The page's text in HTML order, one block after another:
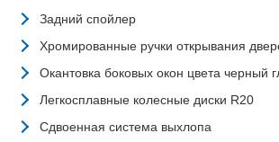
Задний спойлер
Хромированные ручки открывания
Окантовка боковых окон цвета черный
Легкосплавные колесные диски R20
Сдвоенная система выхлопа